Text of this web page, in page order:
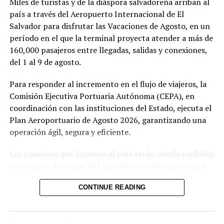
ÁRBOL DE LA PAZ
FGR GRP HOMICIDIO
MEJICANOS
PRINCIPAL1
RECREACIÓN DE ESCENA SAN SALVADOR
UP NEXT
Se mantendrán los vientos nortes en todo el territorio
nacional
Médico de emergencias del Hospital Nacional de
Usulután es detenido acusado de abusar a una menor de
edad
Comparte esto:
Facebook X
país a través del Aeropuerto Internacional de El
Salvador para disfrutar las Vacaciones de Agosto, en un
período en el que la terminal proyecta atender a más de
160,000 pasajeros entre llegadas, salidas y conexiones,
del 1 al 9 de agosto.
Para responder al incremento en el flujo de viajeros, la
Comisión Ejecutiva Portuaria Autónoma (CEPA), en
coordinación con las instituciones del Estado, ejecuta el
Plan Aeroportuario de Agosto 2026, garantizando una
operación ágil, segura y eficiente.
Los pasajeros que ingresan al país están siendo recibidos
moderna diseñada para agilizar el ingreso y mejorar la
experiencia de viaje. Ahora el aeropuerto cuenta con 73
con 12 bandas transportadoras capaces de procesar
CONTINUE READING